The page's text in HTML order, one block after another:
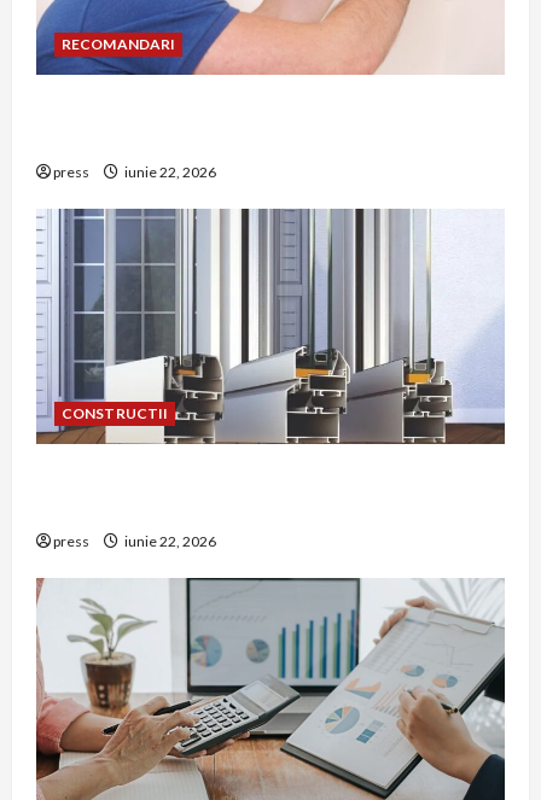
RECOMANDARI
press iunie 22, 2026
CONSTRUCTII
press iunie 22, 2026